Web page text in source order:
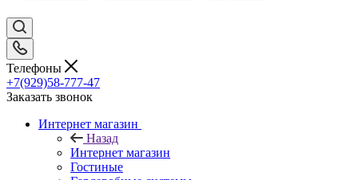
Телефоны
+7(929)58-777-47
Заказать звонок
Интернет магазин
Назад
Интернет магазин
Гостиные